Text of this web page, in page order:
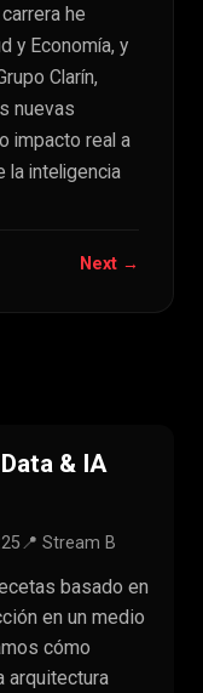
he
y Economía, y
Clarín,
nuevas
impacto real a
la inteligencia
Next →
& IA
📍 Stream B
basado en
en un medio
cómo
arquitectura